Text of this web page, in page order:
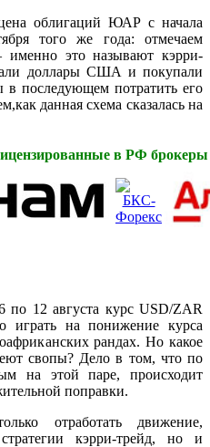
облигаций ЮАР с начала
того же года: отмечаем
именно это называют кэрри-
доллары США и покупали
последующем потратить его
данная схема сказалась на
в РФ брокеры
по 12 августа курс USD/ZAR
играть на понижение курса
рандах. Но какое
свопы? Дело в том, что по
на этой паре, происходит
поправки.
отработать движение,
кэрри-трейд, но и